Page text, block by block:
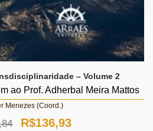
– Volume 2
ao Prof. Adherbal Meira Mattos
Menezes (Coord.)
O
R$136,93O